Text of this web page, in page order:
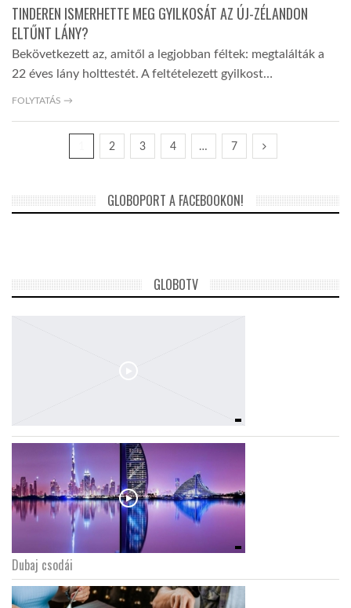
TINDEREN ISMERHETTE MEG GYILKOSÁT AZ ÚJ-ZÉLANDON
ELTŰNT LÁNY?
Bekövetkezett az, amitől a legjobban féltek: megtalálták a
22 éves lány holttestét. A feltételezett gyilkost…
FOLYTATÁS →
2 3 4 … 7
GLOBOPORT A FACEBOOKON!
GLOBOTV
Dubaj csodái